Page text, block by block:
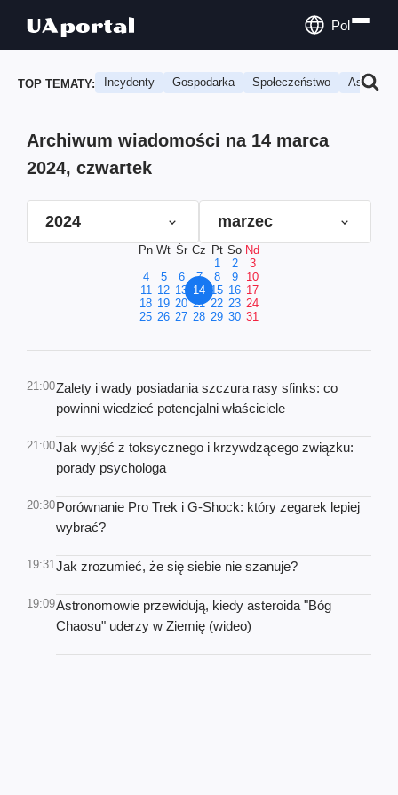
Pol
TOP TEMATY: Incydenty Gospodarka Społeczeństwo
Archiwum wiadomości na 14 marca
2024, czwartek
2024 marzec
Pn Wt Śr Cz Pt So Nd
1
2
3
4
5 6 7 8 9
10
11 12 13 14 15 16 17
18 19 20 21 22 23 24
25 26 27 28 29 30 31
21:00Zalety i wady posiadania szczura rasy sfinks: co
powinni wiedzieć potencjalni właściciele
21:00Jak wyjść z toksycznego i krzywdzącego związku:
porady psychologa
20:30Porównanie Pro Trek i G-Shock: który zegarek lepiej
wybrać?
19:31Jak zrozumieć, że się siebie nie szanuje?
19:09Astronomowie przewidują, kiedy asteroida "Bóg
Chaosu" uderzy w Ziemię (wideo)